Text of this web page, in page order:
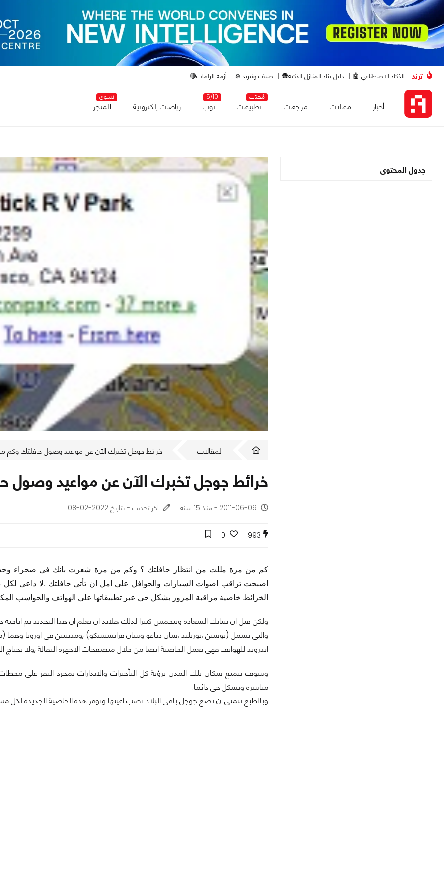
ترند الذكاء الاصطناعي 🤖 دليل بناء المنازل الذكية🛖 صيف وتبريد ❄️ أزمة الرامات🔴
أخبار مقالات مراجعات
مُحدّث
تطبيقات
5/10
توب رياضات إلكترونية
تسوق
المتجر
جدول المحتوى
المقالات خرائط جوجل تخبرك الآن عن مواعيد وصول حافلتك وكم
خرائط جوجل تخبرك الآن عن مواعيد وصول
2011-06-09 - منذ 15 سنة اخر تحديث - بتاريخ 2022-02-08
993
0
كم من مرة مللت من انتظار حافلتك ؟ وكم من مرة شعرت بانك فى صحراء وحدك
اصبحت تراقب اصوات السيارات والحوافل على امل ان تأتى حافلتك ,لا داعى
الخرائط خاصية مراقبة المرور بشكل حى عبر تطبيقاتها على الهواتف والحواسب
ولكن قبل ان تنتابك السعادة وتتحمس كثيرا لذلك ,فلابد ان تعلم ان هذا التجديد تم
والتى تشمل (بوستن ,بورتلند ,سان دياغو وسان فرانسيسكو) ,ومدينتين فى اوروبا وهما
اندرويد للهواتف فهى تعمل الخاصية ايضا من خلال متصفحات الاجهزة النقالة ,ولا
وسوف يتمتع سكان تلك المدن برؤية كل التأخيرات والانذارات بمجرد النقر على
مباشرة وبشكل حى دائما.
وبالطبع نتمنى ان تضع جوجل باقى البلاد نصب اعينها وتوفر هذه الخاصية الجديدة